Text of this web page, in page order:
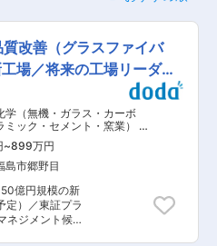
質改善（グラスファイバ
場／将来の工場リーダー
学（無機・ガラス・カーボ
ミック・セメント・窯業） 繊
計・工法開発・工程改善・
成形） 品質管理（化学品・化
原料など）
~899万円
島市郷野目
億円規模の新
定）／東証プラ
ネジメント候補